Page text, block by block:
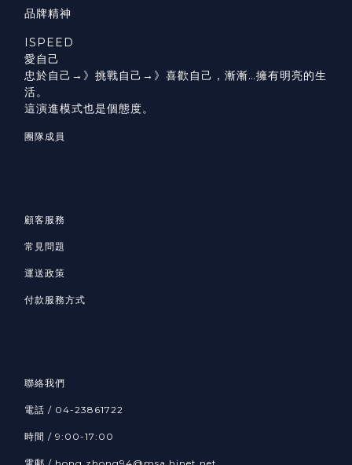
品牌精神
ISPEED
愛自己
忠於自己→》挑戰自己→》喜歡自己，漸漸…擁有明亮的生
活。
這演進模式也是個態度。
團隊成員
顧客服務
常見問題
運送政策
付款服務方式
聯絡我們
電話 / 04-23861722
時間 / 9:00-17:00